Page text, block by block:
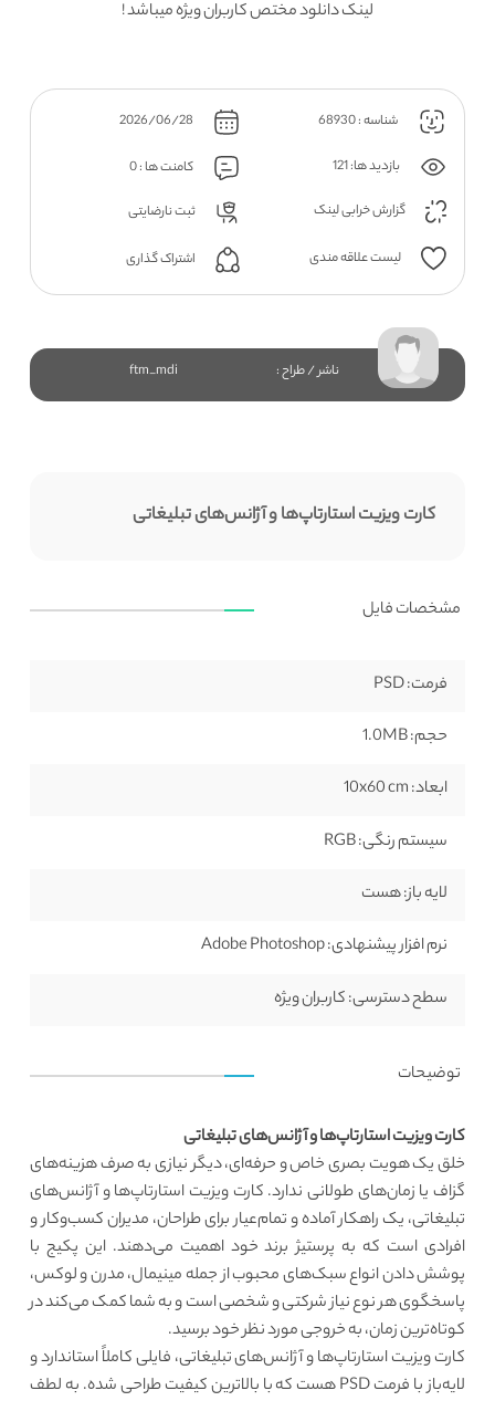
لینک دانلود مختص کاربران ویژه میباشد !
شناسه : 68930
بازدید ها: 121
کامنت ها : 0
گزارش خرابی لینک
ثبت نارضایتی
لیست علاقه مندی اشتراک گذاری
ناشر / طراح : ftm_mdi
کارت ویزیت استارتاپ‌ها و آژانس‌های تبلیغاتی
مشخصات فایل
فرمت:
حجم:
ابعاد:
سیستم رنگی:
لایه باز:هست
نرم افزار پیشنهادی:
سطح دسترسی:کاربران ویژه
توضیحات
کارت ویزیت استارتاپ‌ها و آژانس‌های تبلیغاتی
خلق یک هویت بصری خاص و حرفه‌ای، دیگر نیازی به صرف هزینه‌های
گزاف یا زمان‌های طولانی ندارد. کارت ویزیت استارتاپ‌ها و آژانس‌های
تبلیغاتی، یک راهکار آماده و تمام‌عیار برای طراحان، مدیران کسب‌وکار و
افرادی است که به پرستیژ برند خود اهمیت می‌دهند. این پکیج با
پوشش دادن انواع سبک‌های محبوب از جمله مینیمال، مدرن و لوکس،
پاسخگوی هر نوع نیاز شرکتی و شخصی است و به شما کمک می‌کند در
کوتاه‌ترین زمان، به خروجی مورد نظر خود برسید.
کارت ویزیت استارتاپ‌ها و آژانس‌های تبلیغاتی، فایلی کاملاً استاندارد و
لایه‌باز با فرمت PSD هست که با بالاترین کیفیت طراحی شده‌. به لطف